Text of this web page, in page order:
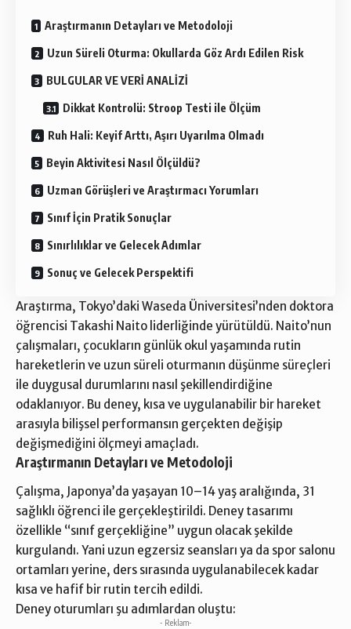
Araştırmanın Detayları ve Metodoloji
Uzun Süreli Oturma: Okullarda Göz Ardı Edilen Risk
BULGULAR VE VERİ ANALİZİ
Dikkat Kontrolü: Stroop Testi ile Ölçüm
Ruh Hali: Keyif Arttı, Aşırı Uyarılma Olmadı
Beyin Aktivitesi Nasıl Ölçüldü?
Uzman Görüşleri ve Araştırmacı Yorumları
Sınıf İçin Pratik Sonuçlar
Sınırlılıklar ve Gelecek Adımlar
Sonuç ve Gelecek Perspektifi
Araştırma, Tokyo’daki Waseda Üniversitesi’nden doktora
öğrencisi Takashi Naito liderliğinde yürütüldü. Naito’nun
çalışmaları, çocukların günlük okul yaşamında rutin
hareketlerin ve uzun süreli oturmanın düşünme süreçleri
ile duygusal durumlarını nasıl şekillendirdiğine
odaklanıyor. Bu deney, kısa ve uygulanabilir bir hareket
arasıyla bilişsel performansın gerçekten değişip
değişmediğini ölçmeyi amaçladı.
Araştırmanın Detayları ve Metodoloji
Çalışma, Japonya’da yaşayan 10–14 yaş aralığında, 31
sağlıklı öğrenci ile gerçekleştirildi. Deney tasarımı
özellikle “sınıf gerçekliğine” uygun olacak şekilde
kurgulandı. Yani uzun egzersiz seansları ya da spor salonu
ortamları yerine, ders sırasında uygulanabilecek kadar
kısa ve hafif bir rutin tercih edildi.
Deney oturumları şu adımlardan oluştu:
- Reklam-